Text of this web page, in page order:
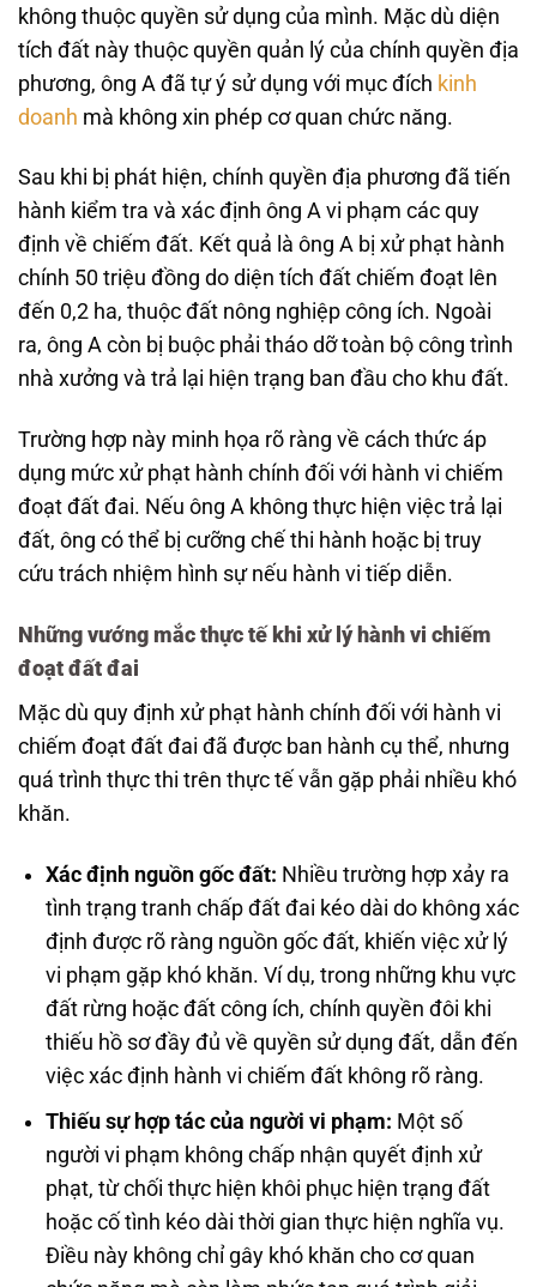
không thuộc quyền sử dụng của mình. Mặc dù diện
tích đất này thuộc quyền quản lý của chính quyền địa
phương, ông A đã tự ý sử dụng với mục đích kinh
doanh mà không xin phép cơ quan chức năng.
Sau khi bị phát hiện, chính quyền địa phương đã tiến
hành kiểm tra và xác định ông A vi phạm các quy
định về chiếm đất. Kết quả là ông A bị xử phạt hành
chính 50 triệu đồng do diện tích đất chiếm đoạt lên
đến 0,2 ha, thuộc đất nông nghiệp công ích. Ngoài
ra, ông A còn bị buộc phải tháo dỡ toàn bộ công trình
nhà xưởng và trả lại hiện trạng ban đầu cho khu đất.
Trường hợp này minh họa rõ ràng về cách thức áp
dụng mức xử phạt hành chính đối với hành vi chiếm
đoạt đất đai. Nếu ông A không thực hiện việc trả lại
đất, ông có thể bị cưỡng chế thi hành hoặc bị truy
cứu trách nhiệm hình sự nếu hành vi tiếp diễn.
Những vướng mắc thực tế khi xử lý hành vi chiếm
đoạt đất đai
Mặc dù quy định xử phạt hành chính đối với hành vi
chiếm đoạt đất đai đã được ban hành cụ thể, nhưng
quá trình thực thi trên thực tế vẫn gặp phải nhiều khó
khăn.
Xác định nguồn gốc đất: Nhiều trường hợp xảy ra
tình trạng tranh chấp đất đai kéo dài do không xác
định được rõ ràng nguồn gốc đất, khiến việc xử lý
vi phạm gặp khó khăn. Ví dụ, trong những khu vực
đất rừng hoặc đất công ích, chính quyền đôi khi
thiếu hồ sơ đầy đủ về quyền sử dụng đất, dẫn đến
việc xác định hành vi chiếm đất không rõ ràng.
Thiếu sự hợp tác của người vi phạm: Một số
người vi phạm không chấp nhận quyết định xử
phạt, từ chối thực hiện khôi phục hiện trạng đất
hoặc cố tình kéo dài thời gian thực hiện nghĩa vụ.
Điều này không chỉ gây khó khăn cho cơ quan